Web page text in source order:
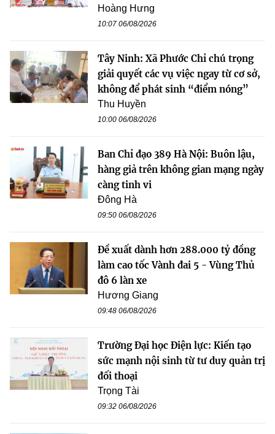
Hoàng Hưng
10:07 06/08/2026
Tây Ninh: Xã Phước Chỉ chú trọng
giải quyết các vụ việc ngay từ cơ sở,
không để phát sinh “điểm nóng”
Thu Huyền
10:00 06/08/2026
Ban Chỉ đạo 389 Hà Nội: Buôn lậu,
hàng giả trên không gian mạng ngày
càng tinh vi
Đông Hà
09:50 06/08/2026
Đề xuất dành hơn 288.000 tỷ đồng
làm cao tốc Vành đai 5 - Vùng Thủ
đô 6 làn xe
Hương Giang
09:48 06/08/2026
Trường Đại học Điện lực: Kiến tạo
sức mạnh nội sinh từ tư duy quản trị
đối thoại
Trọng Tài
09:32 06/08/2026